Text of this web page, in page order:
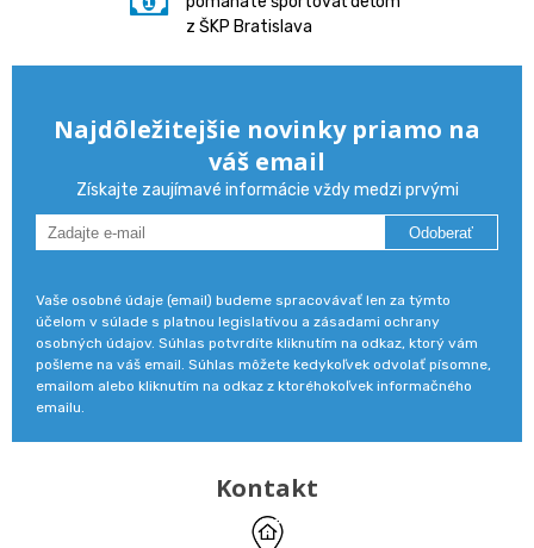
z ŠKP Bratislava
Najdôležitejšie novinky priamo na
váš email
Získajte zaujímavé informácie vždy medzi prvými
Odoberať
Vaše osobné údaje (email) budeme spracovávať len za týmto
účelom v súlade s platnou legislatívou a zásadami ochrany
osobných údajov. Súhlas potvrdíte kliknutím na odkaz, ktorý vám
pošleme na váš email. Súhlas môžete kedykoľvek odvolať písomne,
emailom alebo kliknutím na odkaz z ktoréhokoľvek informačného
emailu.
Kontakt